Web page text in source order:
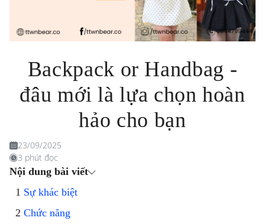
Backpack or Handbag -
đâu mới là lựa chọn hoàn
hảo cho bạn
23/09/2025
3 phút đọc
Nội dung bài viết
Sự khác biệt
Chức năng